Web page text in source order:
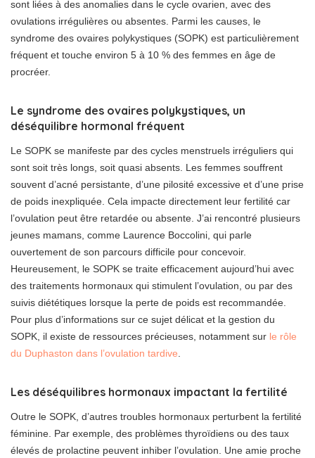
sont liées à des anomalies dans le cycle ovarien, avec des
ovulations irrégulières ou absentes. Parmi les causes, le
syndrome des ovaires polykystiques (SOPK) est particulièrement
fréquent et touche environ 5 à 10 % des femmes en âge de
procréer.
Le syndrome des ovaires polykystiques, un
déséquilibre hormonal fréquent
Le SOPK se manifeste par des cycles menstruels irréguliers qui
sont soit très longs, soit quasi absents. Les femmes souffrent
souvent d’acné persistante, d’une pilosité excessive et d’une prise
de poids inexpliquée. Cela impacte directement leur fertilité car
l’ovulation peut être retardée ou absente. J’ai rencontré plusieurs
jeunes mamans, comme Laurence Boccolini, qui parle
ouvertement de son parcours difficile pour concevoir.
Heureusement, le SOPK se traite efficacement aujourd’hui avec
des traitements hormonaux qui stimulent l’ovulation, ou par des
suivis diététiques lorsque la perte de poids est recommandée.
Pour plus d’informations sur ce sujet délicat et la gestion du
SOPK, il existe de ressources précieuses, notamment sur le rôle
du Duphaston dans l’ovulation tardive.
Les déséquilibres hormonaux impactant la fertilité
Outre le SOPK, d’autres troubles hormonaux perturbent la fertilité
féminine. Par exemple, des problèmes thyroïdiens ou des taux
élevés de prolactine peuvent inhiber l’ovulation. Une amie proche